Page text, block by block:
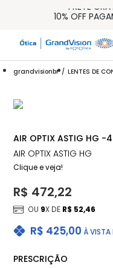
FRETE
10% OFF
15% OFF NA PRIMEIRA
32% OFF
grandvisionbr LENTES DE
AIR OPTIX ASTIG HG -
AIR OPTIX ASTIG HG
Clique e veja!
R$ 425,00 À VISTA
R$ 472,22
OU 9X DE R$ 52,46
PRESCRIÇÃO